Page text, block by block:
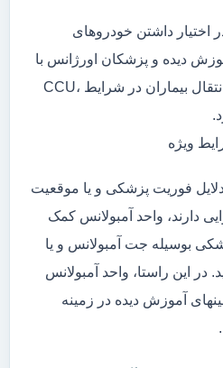
اختیار داشتن خودروهای
دیده و پزشکان اورژانس با
تجربه و دانش روز، امکان انتقال بیماران در شرایط CCU،
ویژه
فوریت پزشکی و یا موقعیت
دارند، واحد آمبولانس کمک
بوسیله جت آمبولانس و یا
در این راستا، واحد آمبولانس
آموزش دیده در زمینه